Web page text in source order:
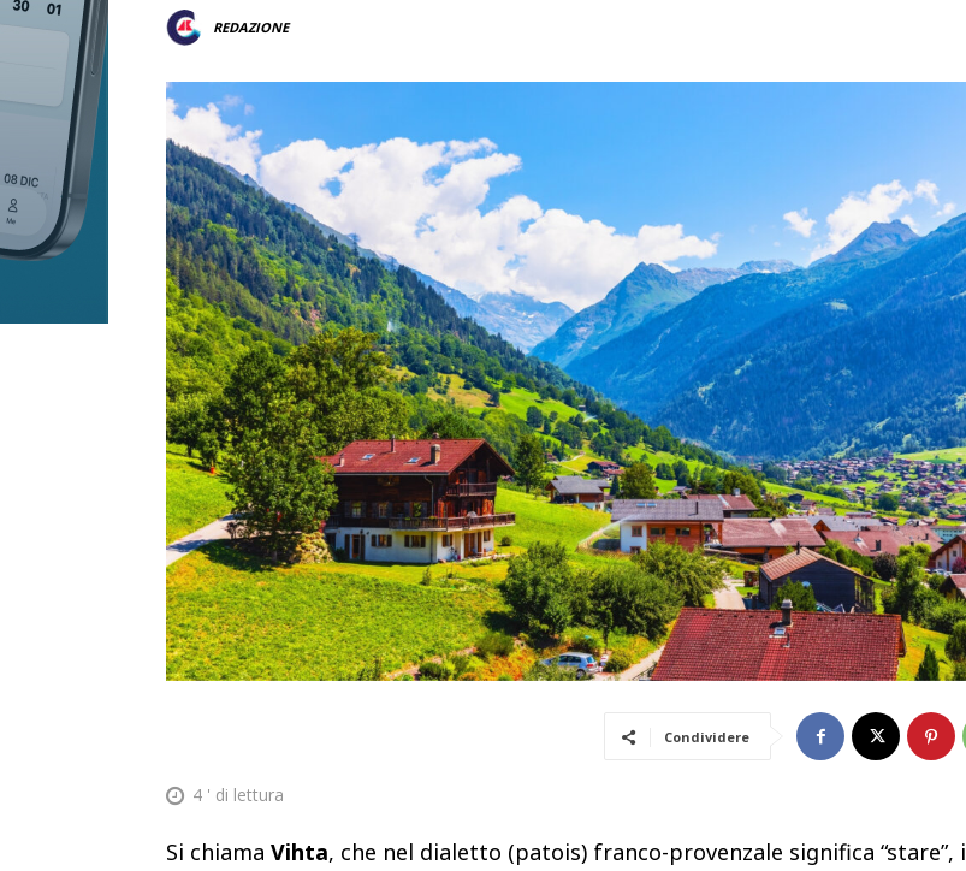
REDAZIONE
Condividere
4 ' di lettura
Si chiama Vihta, che nel dialetto (patois) franco-provenzale significa “stare”,